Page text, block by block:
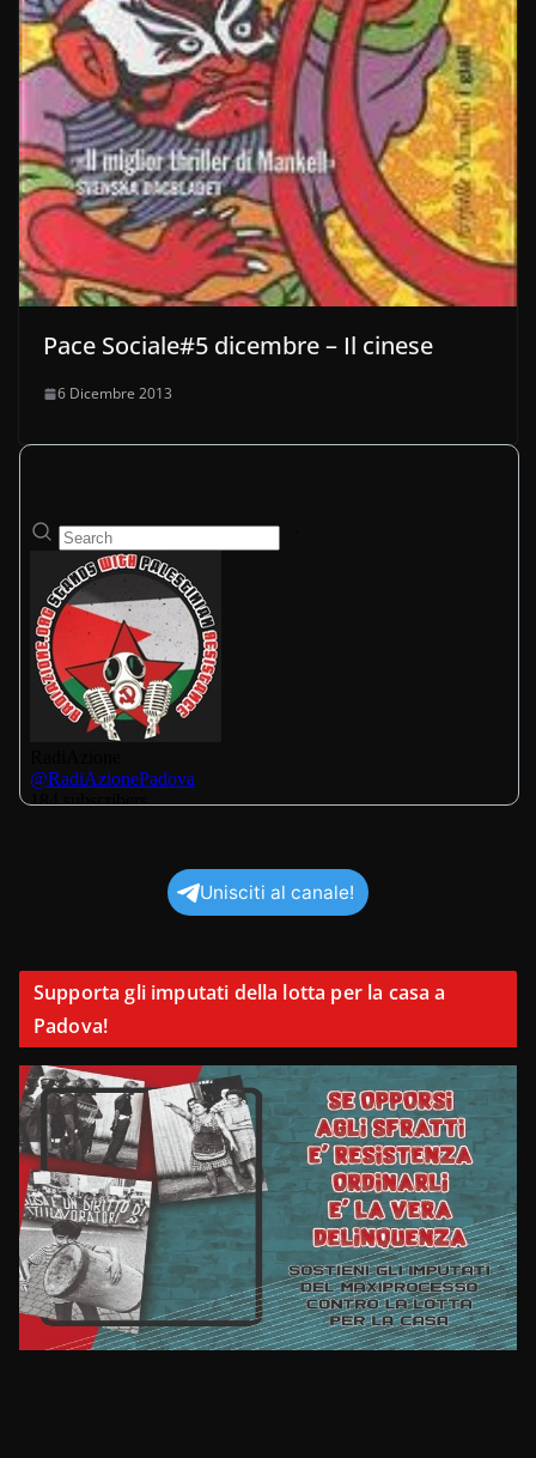
Pace Sociale#5 dicembre – Il cinese
6 Dicembre 2013
Unisciti al canale!
Supporta gli imputati della lotta per la casa a
Padova!